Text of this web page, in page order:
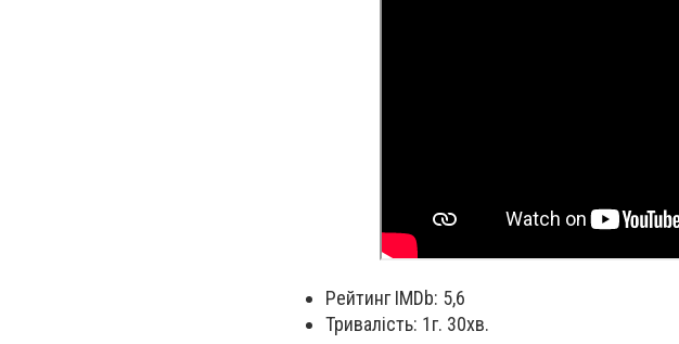
Рейтинг IMDb: 5,6
Тривалість: 1г. 30хв.